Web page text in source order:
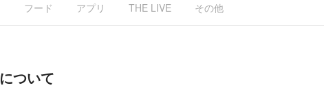
フード アプリ THE LIVE その他
ついて